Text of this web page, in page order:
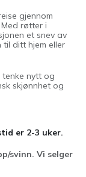
gjennom
røtter i
et snev av
ditt hjem eller
tenke nytt og
skjønnhet og
er 2-3 uker.
svinn. Vi selger